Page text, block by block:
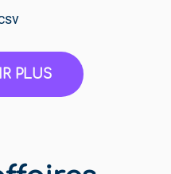
PLUS